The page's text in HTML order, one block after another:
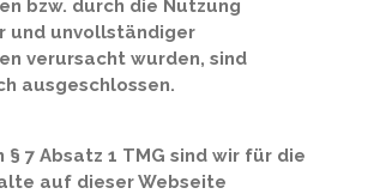
bzw. durch die Nutzung
und unvollständiger
verursacht wurden, sind
ausgeschlossen.
§ 7 Absatz 1 TMG sind wir für die
auf dieser Webseite